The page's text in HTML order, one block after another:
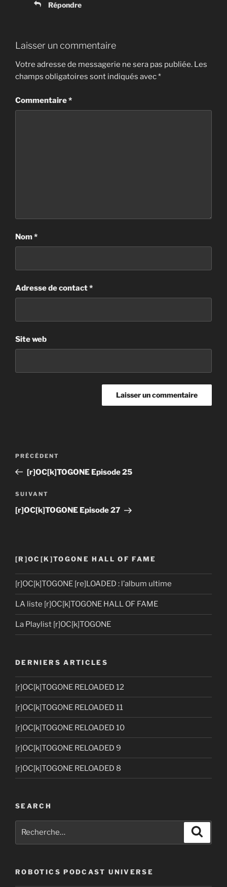
Répondre
Laisser un commentaire
Votre adresse de messagerie ne sera pas publiée. Les
champs obligatoires sont indiqués avec*
Commentaire*
Nom*
Adresse de contact*
Site web
Post
Article
précédent
PRÉCÉDENT
[r]OC[k]TOGONE Episode 25
Article
suivant
SUIVANT
[r]OC[k]TOGONE Episode 27
[R]OC[K]TOGONE HALL OF FAME
[r]OC[k]TOGONE [re]LOADED : l’album ultime
LA liste [r]OC[k]TOGONE HALL OF FAME
La Playlist [r]OC[k]TOGONE
DERNIERS ARTICLES
[r]OC[k]TOGONE RELOADED 12
[r]OC[k]TOGONE RELOADED 11
[r]OC[k]TOGONE RELOADED 10
[r]OC[k]TOGONE RELOADED 9
[r]OC[k]TOGONE RELOADED 8
SEARCH
ROBOTICS PODCAST UNIVERSE